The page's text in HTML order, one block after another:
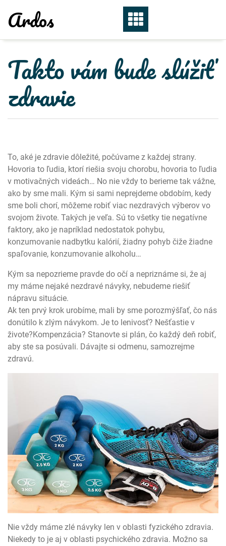
content
Ardos
Takto vám bude slúžiť
zdravie
To, aké je zdravie dôležité, počúvame z každej strany.
Hovoria to ľudia, ktorí riešia svoju chorobu, hovoria to ľudia
v motivačných videách… No nie vždy to berieme tak vážne,
ako by sme mali. Kým si sami neprejdeme obdobím, kedy
sme boli chorí, môžeme robiť viac nezdravých výberov vo
svojom živote. Takých je veľa. Sú to všetky tie negatívne
faktory, ako je napríklad nedostatok pohybu,
konzumovanie nadbytku kalórií, žiadny pohyb čiže žiadne
spaľovanie, konzumovanie alkoholu…
Kým sa nepozrieme pravde do očí a nepriznáme si, že aj
my máme nejaké nezdravé návyky, nebudeme riešiť
nápravu situácie.
Ak ten prvý krok urobíme, mali by sme porozmýšľať, čo nás
donútilo k zlým návykom. Je to lenivosť? Nešťastie v
živote?Kompenzácia? Stanovte si plán, čo každý deň robiť,
aby ste sa posúvali. Dávajte si odmenu, samozrejme
zdravú.
Nie vždy máme zlé návyky len v oblasti fyzického zdravia.
Niekedy to je aj v oblasti psychického zdravia. Možno sa